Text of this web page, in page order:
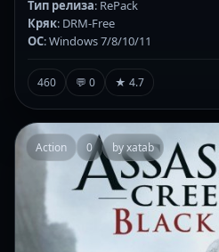
Тип релиза: RePack
Кряк: DRM-Free
ОС: Windows 7/8/10/11
460 💬 0 ★ 4.7
Action 0 by xatab